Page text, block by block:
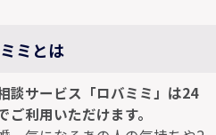
ミとは
談サービス「ロバミミ」は24
利用いただけます。